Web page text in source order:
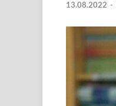
13.08.2022 -